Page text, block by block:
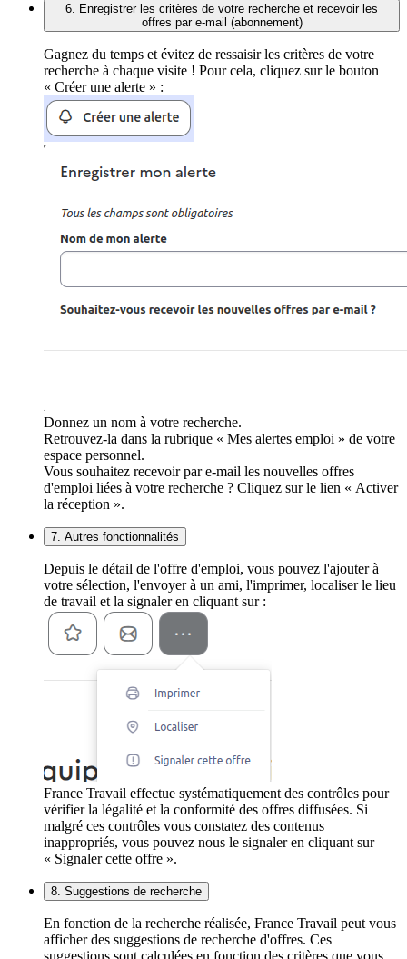
6. Enregistrer les critères de votre recherche et recevoir les
offres par e-mail (abonnement)
Gagnez du temps et évitez de ressaisir les critères de votre
recherche à chaque visite ! Pour cela, cliquez sur le bouton
« Créer une alerte » :
Donnez un nom à votre recherche.
Retrouvez-la dans la rubrique « Mes alertes emploi » de votre
espace personnel.
Vous souhaitez recevoir par e-mail les nouvelles offres
d'emploi liées à votre recherche ? Cliquez sur le lien « Activer
la réception ».
7. Autres fonctionnalités
Depuis le détail de l'offre d'emploi, vous pouvez l'ajouter à
votre sélection, l'envoyer à un ami, l'imprimer, localiser le lieu
de travail et la signaler en cliquant sur :
France Travail effectue systématiquement des contrôles pour
vérifier la légalité et la conformité des offres diffusées. Si
malgré ces contrôles vous constatez des contenus
inappropriés, vous pouvez nous le signaler en cliquant sur
« Signaler cette offre ».
8. Suggestions de recherche
En fonction de la recherche réalisée, France Travail peut vous
afficher des suggestions de recherche d'offres. Ces
suggestions sont calculées en fonction des critères que vous